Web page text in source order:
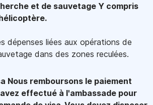
et de sauvetage Y compris
dépenses liées aux opérations de
dans des zones reculées.
Nous remboursons le paiement
effectué à l'ambassade pour